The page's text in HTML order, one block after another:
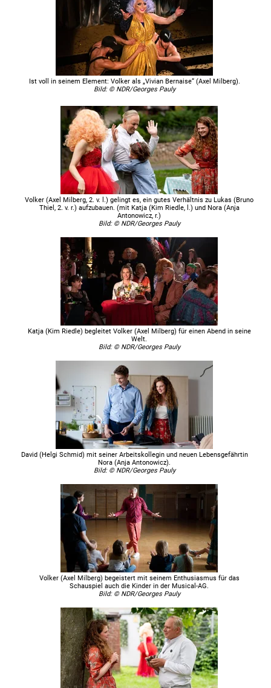
Ist voll in seinem Element: Volker als „Vivian Bernaise“ (Axel Milberg).
Bild: © NDR/Georges Pauly
Volker (Axel Milberg, 2. v. l.) gelingt es, ein gutes Verhältnis zu Lukas (Bruno
Thiel, 2. v. r.) aufzubauen. (mit Katja (Kim Riedle, l.) und Nora (Anja
Antonowicz, r.)
Bild: © NDR/Georges Pauly
Katja (Kim Riedle) begleitet Volker (Axel Milberg) für einen Abend in seine
Welt.
Bild: © NDR/Georges Pauly
David (Helgi Schmid) mit seiner Arbeitskollegin und neuen Lebensgefährtin
Nora (Anja Antonowicz).
Bild: © NDR/Georges Pauly
Volker (Axel Milberg) begeistert mit seinem Enthusiasmus für das
Schauspiel auch die Kinder in der Musical-AG.
Bild: © NDR/Georges Pauly